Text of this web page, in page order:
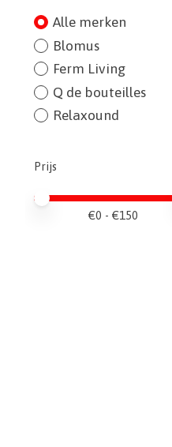
Alle merken
Blomus
Ferm Living
Q de bouteilles
Relaxound
Prijs
Minimale prijswaarde
Price maximum value
€0 - €150